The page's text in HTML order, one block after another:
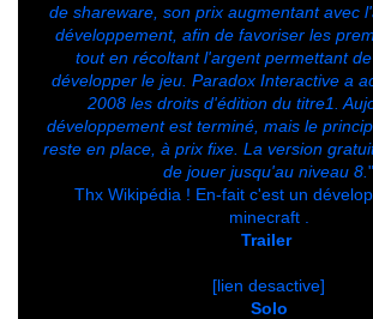
de shareware, son prix augmentant avec
développement, afin de favoriser les
tout en récoltant l'argent permettant
développer le jeu. Paradox Interactive a
2008 les droits d'édition du titre1.
développement est terminé, mais le
reste en place, à prix fixe. La version
de jouer jusqu'au niveau 8. "
Thx Wikipédia ! En-fait c'est un
minecraft .
Trailer
[lien desactive]
Solo